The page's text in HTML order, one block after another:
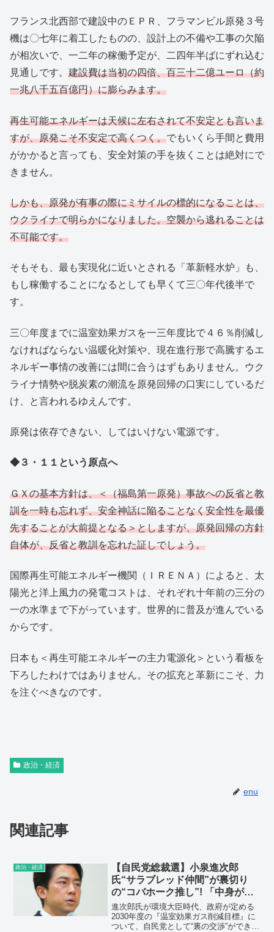
フランス北西部で建設中のＥＰＲ、フラマンビル原発３号
機は〇七年に着工したものの、設計上の不備や工事の欠陥
が相次いで、一二年の稼働予定が、二四年半ばにずれ込む
見通しです。 建設費は当初の四倍、百三十二億ユーロ（約
一兆八千五百億円）に膨らみます。
再生可能エネルギーは天候に左右されて不安定とも言いま
すが、原発こそ不安定で高くつく。でもいくら手間と費用
がかかると言っても、安全対策の手を抜くことは絶対にで
きません。
しかも、原発が有事の際にミサイルの標的になることは、
ウクライナで明らかになりました。空襲から逃れることは
不可能です。
そもそも、最も実現化に近いとされる「革新軽水炉」も、
もし稼働することになるとしても早くて三〇年代後半で
す。
三〇年度までに温室効果ガスを一三年度比で４６％削減し
なければならない温暖化対策や、現在進行形で高騰するエ
ネルギー事情の改善には間に合うはずもありません。ウク
ライナ情勢や脱炭素の潮流を原発回帰の口実にしているだ
け、と言われるゆえんです。
原発は依存できない、してはいけない電源です。
◆３・１１という原点へ
ＧＸの基本方針は、＜（福島第一原発）事故への反省と教
訓を一時も忘れず、安全神話に陥ることなく安全性を最優
先することが大前提となる＞としますが、原発回帰の方針
自体が、反省と教訓を忘れた証しでしょう。
国際再生可能エネルギー機関（ＩＲＥＮＡ）によると、太
陽光と洋上風力の発電コストは、それぞれ十年前の三分の
一の水準まで下がっています。世界的に普及が進んでいる
からです。
日本も＜再生可能エネルギーの主力電源化＞という看板を
下ろしたわけではありません。その拡充と革新にこそ、力
を注ぐべきなのです。
政治・経済
enu
関連記事
政治・経済
【自民党総裁選】小泉進次郎
氏“サラブレッド仲間”が裏切り
の“コバホーク推し”! 「中身がな
い」と盟友を失望させた環境相時
代の「発言」
進次郎氏が環境大臣時代、政府が定める
2030年度の『温室効果ガス削減目標』に
ついて、自民党として“裏の交渉”ができ